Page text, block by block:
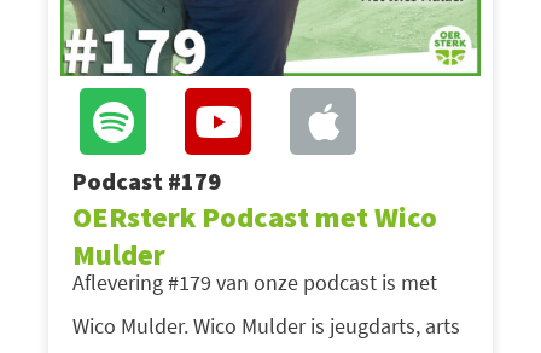
Podcast #179
OERsterk Podcast met Wico
Mulder
Aflevering #179 van onze podcast is met
Wico Mulder. Wico Mulder is jeugdarts, arts